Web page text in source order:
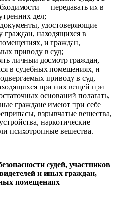
— передавать их в
дел;
удостоверяющие
граждан, находящихся в
и граждан,
приводу в суд;
личный досмотр граждан,
в судебных помещениях, и
приводу в суд,
при них вещей при
оснований полагать,
граждане имеют при себе
взрывчатые вещества,
наркотические
психотропные вещества.
судей, участников
и иных граждан,
помещениях